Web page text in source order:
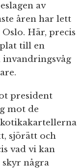
av
åren har lett
Här, precis
till en
president
mot de
sjörätt och
vad vi kan
skyr några